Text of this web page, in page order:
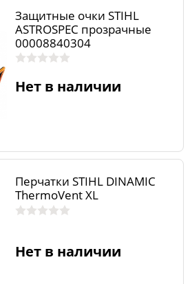
Защитные очки STIHL
ASTROSPEC прозрачные
00008840304
Нет в наличии
Перчатки STIHL DINAMIC
ThermoVent XL
Нет в наличии